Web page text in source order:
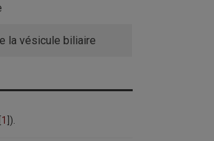
la vésicule biliaire
1 ]).